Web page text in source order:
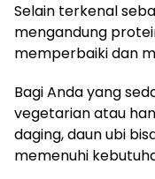
Selain terkenal
mengandung
memperbaiki dan
Bagi Anda yang
vegetarian atau
daging, daun ubi
memenuhi